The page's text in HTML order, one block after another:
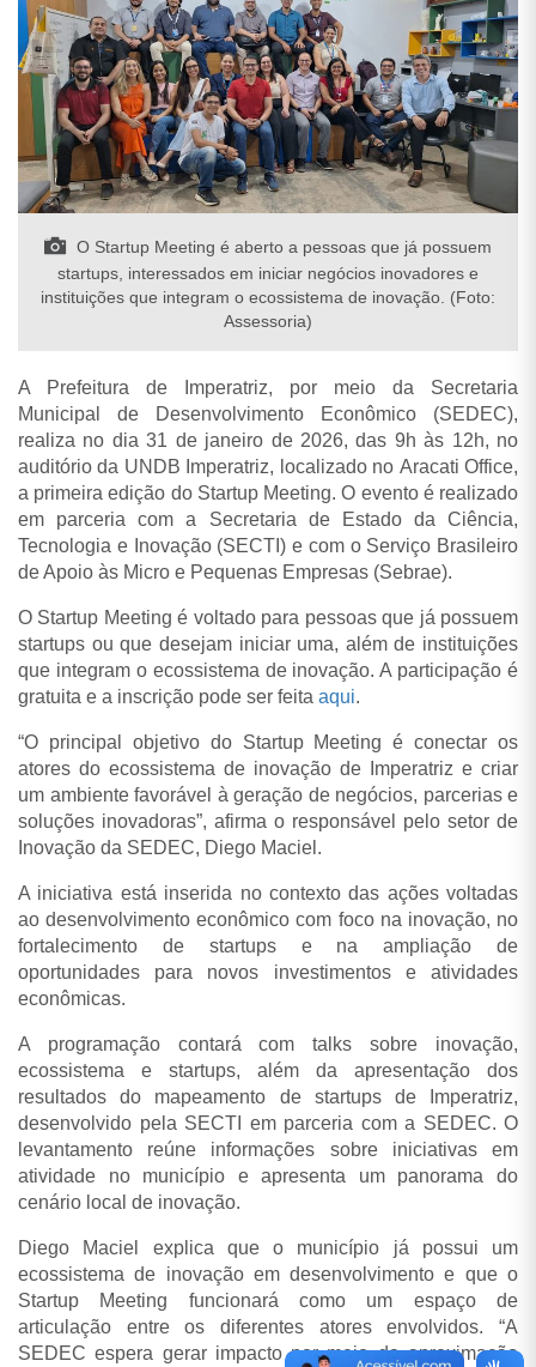
O Startup Meeting é aberto a pessoas que já possuem
startups, interessados em iniciar negócios inovadores e
instituições que integram o ecossistema de inovação. (Foto:
Assessoria)
A Prefeitura de Imperatriz, por meio da Secretaria
Municipal de Desenvolvimento Econômico (SEDEC),
realiza no dia 31 de janeiro de 2026, das 9h às 12h, no
auditório da UNDB Imperatriz, localizado no Aracati Office,
a primeira edição do Startup Meeting. O evento é realizado
em parceria com a Secretaria de Estado da Ciência,
Tecnologia e Inovação (SECTI) e com o Serviço Brasileiro
de Apoio às Micro e Pequenas Empresas (Sebrae).
O Startup Meeting é voltado para pessoas que já possuem
startups ou que desejam iniciar uma, além de instituições
que integram o ecossistema de inovação. A participação é
gratuita e a inscrição pode ser feita aqui.
“O principal objetivo do Startup Meeting é conectar os
atores do ecossistema de inovação de Imperatriz e criar
um ambiente favorável à geração de negócios, parcerias e
soluções inovadoras”, afirma o responsável pelo setor de
Inovação da SEDEC, Diego Maciel.
A iniciativa está inserida no contexto das ações voltadas
ao desenvolvimento econômico com foco na inovação, no
fortalecimento de startups e na ampliação de
oportunidades para novos investimentos e atividades
econômicas.
A programação contará com talks sobre inovação,
ecossistema e startups, além da apresentação dos
resultados do mapeamento de startups de Imperatriz,
desenvolvido pela SECTI em parceria com a SEDEC. O
levantamento reúne informações sobre iniciativas em
atividade no município e apresenta um panorama do
cenário local de inovação.
Diego Maciel explica que o município já possui um
ecossistema de inovação em desenvolvimento e que o
Startup Meeting funcionará como um espaço de
articulação entre os diferentes atores envolvidos. “A
SEDEC espera gerar impacto por meio da aproximação